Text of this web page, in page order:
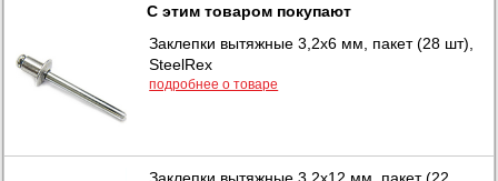
С этим товаром покупают
Заклепки вытяжные 3,2х6 мм, пакет (28 шт),
SteelRex
подробнее о товаре
Заклепки вытяжные 3,2х12 мм, пакет (22